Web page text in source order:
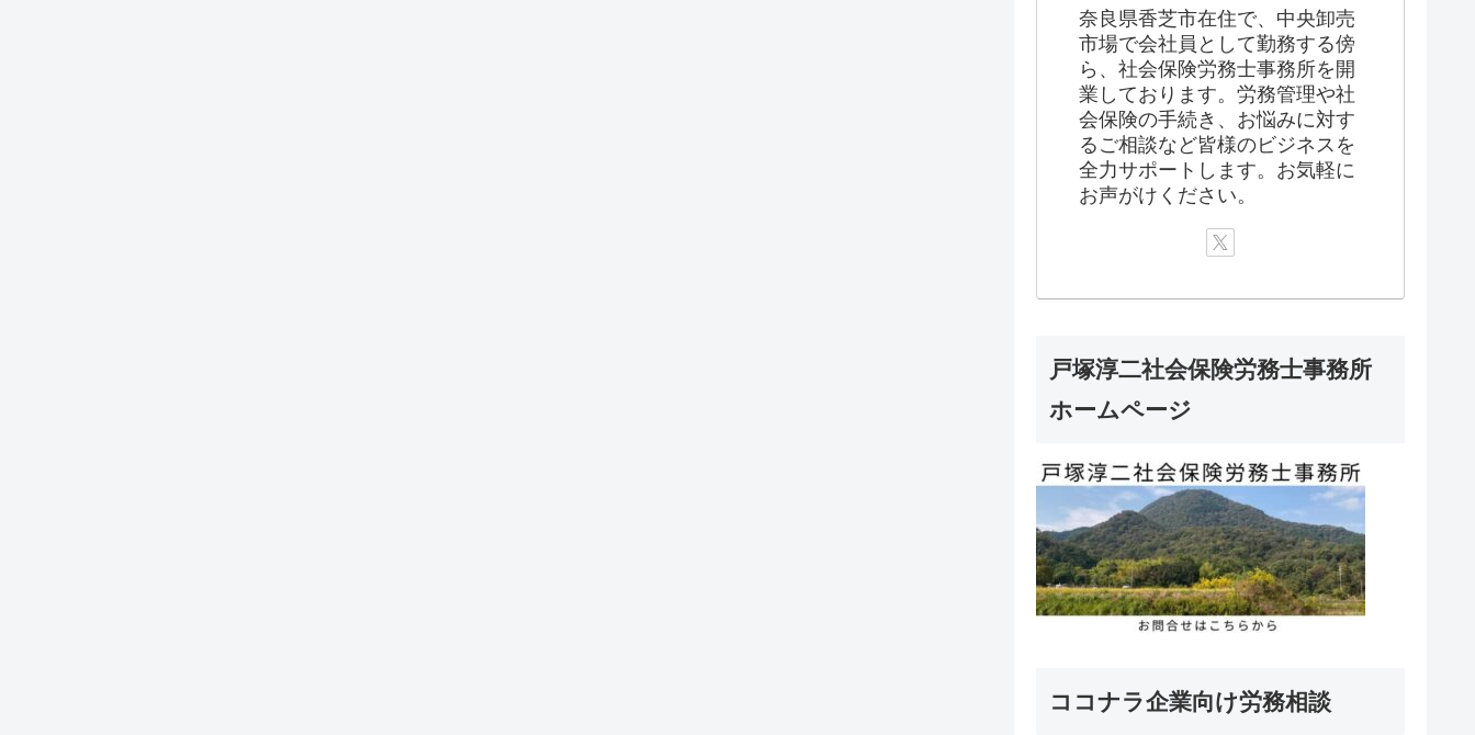
奈良県香芝市在住で、中央卸売
市場で会社員として勤務する傍
ら、社会保険労務士事務所を開
業しております。労務管理や社
会保険の手続き、お悩みに対す
るご相談など皆様のビジネスを
全力サポートします。お気軽に
お声がけください。
戸塚淳二社会保険労務士事務所
ホームページ
ココナラ企業向け労務相談